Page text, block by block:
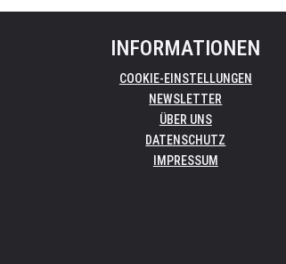
INFORMATIONEN
COOKIE-EINSTELLUNGEN
NEWSLETTER
ÜBER UNS
DATENSCHUTZ
IMPRESSUM